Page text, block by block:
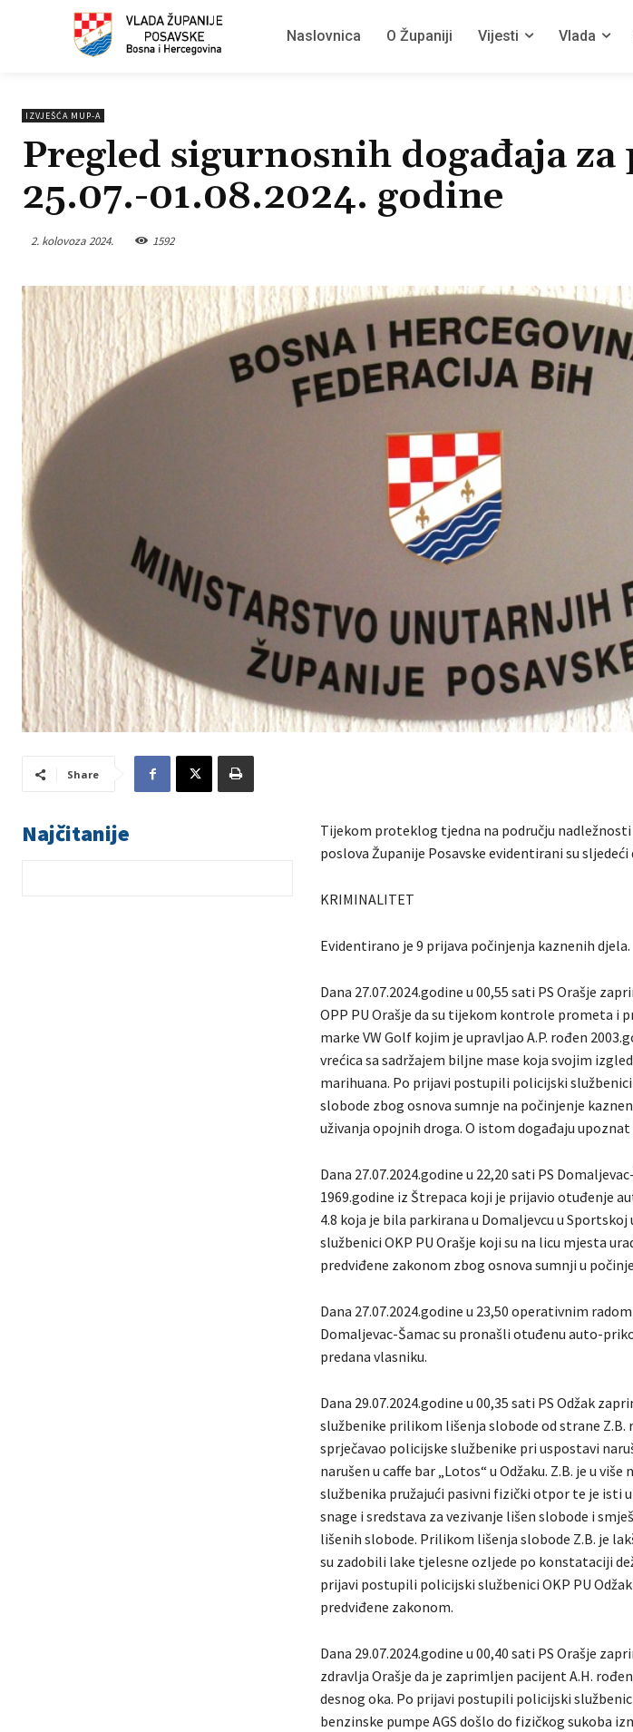
Naslovnica O Županiji Vijesti Vlada
IZVJEŠĆA MUP-A
Pregled sigurnosnih događaja za
25.07.-01.08.2024. godine
2. kolovoza 2024. 1592
Share
Najčitanije
Tijekom proteklog tjedna na području
poslova Županije Posavske evidentirani su sljedeći
KRIMINALITET
Evidentirano je 9 prijava počinjenja kaznenih djela.
Dana 27.07.2024.godine u 00,55 sati PS Orašje
OPP PU Orašje da su tijekom kontrole prometa
marke VW Golf kojim je upravljao A.P. rođen
vrećica sa sadržajem biljne mase koja svojim
marihuana. Po prijavi postupili policijski
slobode zbog osnova sumnje na počinjenje
uživanja opojnih droga. O istom događaju
Dana 27.07.2024.godine u 22,20 sati PS
1969.godine iz Štrepaca koji je prijavio otuđenje
4.8 koja je bila parkirana u Domaljevcu u
službenici OKP PU Orašje koji su na licu mjesta
predviđene zakonom zbog osnova sumnji u
Dana 27.07.2024.godine u 23,50 operativnim
Domaljevac-Šamac su pronašli otuđenu auto-
predana vlasniku.
Dana 29.07.2024.godine u 00,35 sati PS Odžak
službenike prilikom lišenja slobode od strane Z.B.
sprječavao policijske službenike pri uspostavi
narušen u caffe bar „Lotos“ u Odžaku. Z.B. je u
službenika pružajući pasivni fizički otpor te je isti
snage i sredstava za vezivanje lišen slobode i
lišenih slobode. Prilikom lišenja slobode Z.B. je
su zadobili lake tjelesne ozljede po konstataciji
prijavi postupili policijski službenici OKP PU
predviđene zakonom.
Dana 29.07.2024.godine u 00,40 sati PS Orašje
zdravlja Orašje da je zaprimljen pacijent A.H.
desnog oka. Po prijavi postupili policijski
benzinske pumpe AGS došlo do fizičkog sukoba